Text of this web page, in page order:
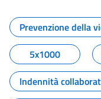
Tutti i
Prevenzione della
5x1000
Indennità